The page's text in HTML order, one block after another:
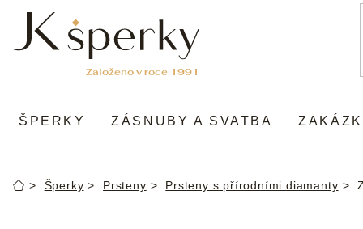
obsah
ŠPERKY ZÁSNUBY A SVATBA
DomůŠperky Prsteny Prsteny s přírodními diamanty